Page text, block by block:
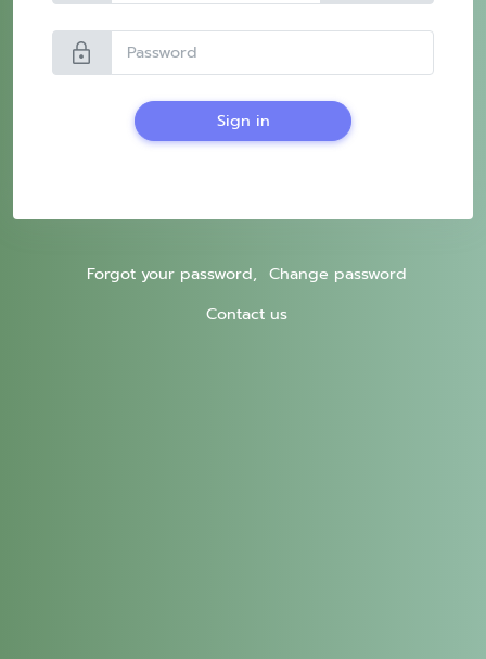
lock
Sign in
Forgot your password, Change password
Contact us